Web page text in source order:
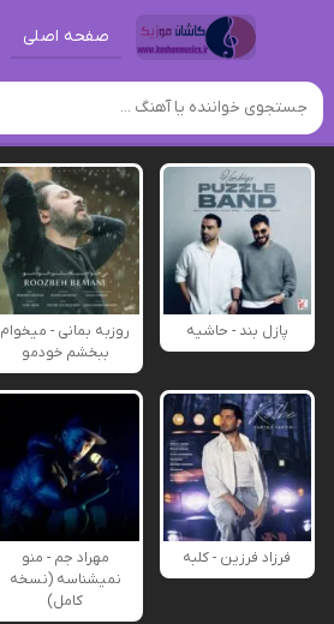
صفحه اصلی
پازل بند - حاشیه
روزبه بمانی - میخوام
ببخشم خودمو
فرزاد فرزین - کلبه
مهراد جم - منو
نمیشناسه (نسخه
کامل)